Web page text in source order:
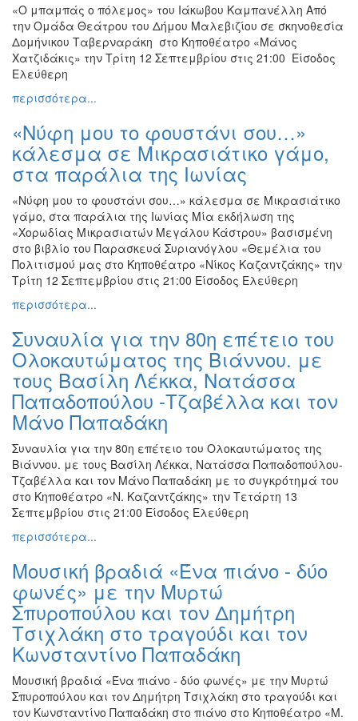
«Ο μπαμπάς ο πόλεμος» του Ιάκωβου Καμπανέλλη Από
την Ομάδα Θεάτρου του Δήμου Μαλεβιζίου σε σκηνοθεσία
Δομήνικου Ταβερναράκη στο Κηποθέατρο «Μάνος
Χατζιδάκις» την Τρίτη 12 Σεπτεμβρίου στις 21:00 Είσοδος
Ελεύθερη
περισσότερα...
«Νύφη μου το φουστάνι σου…»
κάλεσμα σε Μικρασιάτικο γάμο,
στα παράλια της Ιωνίας
«Νύφη μου το φουστάνι σου…» κάλεσμα σε Μικρασιάτικο
γάμο, στα παράλια της Ιωνίας Μία εκδήλωση της
«Χορωδίας Μικρασιατών Μεγάλου Κάστρου» βασισμένη
στο βιβλίο του Παρασκευά Συριανόγλου «Θεμέλια του
Πολιτισμού μας στο Κηποθέατρο «Νίκος Καζαντζάκης» την
Τρίτη 12 Σεπτεμβρίου στις 21:00 Είσοδος Ελεύθερη
περισσότερα...
Συναυλία για την 80η επέτειο του
Ολοκαυτώματος της Βιάννου. με
τους Βασίλη Λέκκα, Νατάσσα
Παπαδοπούλου -Τζαβέλλα και τον
Μάνο Παπαδάκη
Συναυλία για την 80η επέτειο του Ολοκαυτώματος της
Βιάννου. με τους Βασίλη Λέκκα, Νατάσσα Παπαδοπούλου-
Τζαβέλλα και τον Μάνο Παπαδάκη με το συγκρότημά του
στο Κηποθέατρο «Ν. Καζαντζάκης» την Τετάρτη 13
Σεπτεμβρίου στις 21:00 Είσοδος Ελεύθερη
περισσότερα...
Μουσική βραδιά «Ένα πιάνο - δύο
φωνές» με την Μυρτώ
Σπυροπούλου και τον Δημήτρη
Τσιχλάκη στο τραγούδι και τον
Κωνσταντίνο Παπαδάκη
Μουσική βραδιά «Ένα πιάνο - δύο φωνές» με την Μυρτώ
Σπυροπούλου και τον Δημήτρη Τσιχλάκη στο τραγούδι και
τον Κωνσταντίνο Παπαδάκη στο πιάνο στο Κηποθέατρο «Μ.